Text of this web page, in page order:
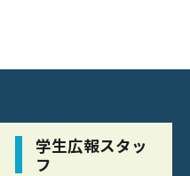
学生広報スタッ
フ